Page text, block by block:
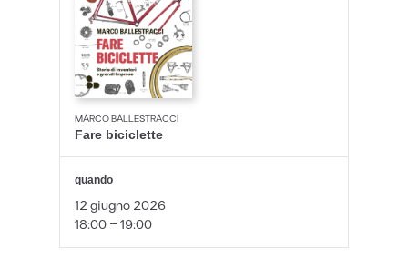
MARCO BALLESTRACCI
Fare biciclette
quando
12 giugno 2026
18:00 - 19:00